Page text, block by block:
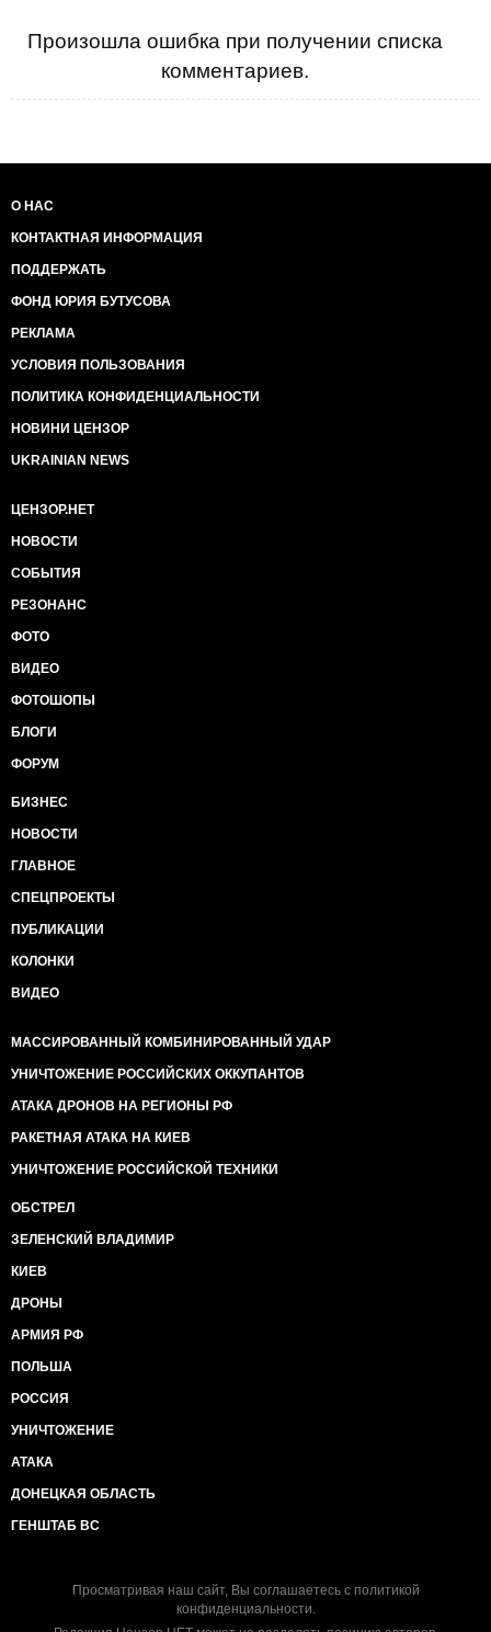
Произошла ошибка при получении списка
комментариев.
О НАС
КОНТАКТНАЯ ИНФОРМАЦИЯ
ПОДДЕРЖАТЬ
ФОНД ЮРИЯ БУТУСОВА
РЕКЛАМА
УСЛОВИЯ ПОЛЬЗОВАНИЯ
ПОЛИТИКА КОНФИДЕНЦИАЛЬНОСТИ
НОВИНИ ЦЕНЗОР
UKRAINIAN NEWS
ЦЕНЗОР.НЕТ
НОВОСТИ
СОБЫТИЯ
РЕЗОНАНС
ФОТО
ВИДЕО
ФОТОШОПЫ
БЛОГИ
ФОРУМ
БИЗНЕС
НОВОСТИ
ГЛАВНОЕ
СПЕЦПРОЕКТЫ
ПУБЛИКАЦИИ
КОЛОНКИ
ВИДЕО
МАССИРОВАННЫЙ КОМБИНИРОВАННЫЙ УДАР
УНИЧТОЖЕНИЕ РОССИЙСКИХ ОККУПАНТОВ
АТАКА ДРОНОВ НА РЕГИОНЫ РФ
РАКЕТНАЯ АТАКА НА КИЕВ
УНИЧТОЖЕНИЕ РОССИЙСКОЙ ТЕХНИКИ
ОБСТРЕЛ
ЗЕЛЕНСКИЙ ВЛАДИМИР
КИЕВ
ДРОНЫ
АРМИЯ РФ
ПОЛЬША
РОССИЯ
УНИЧТОЖЕНИЕ
АТАКА
ДОНЕЦКАЯ ОБЛАСТЬ
ГЕНШТАБ ВС
Просматривая наш сайт, Вы соглашаетесь с политикой
конфиденциальности.